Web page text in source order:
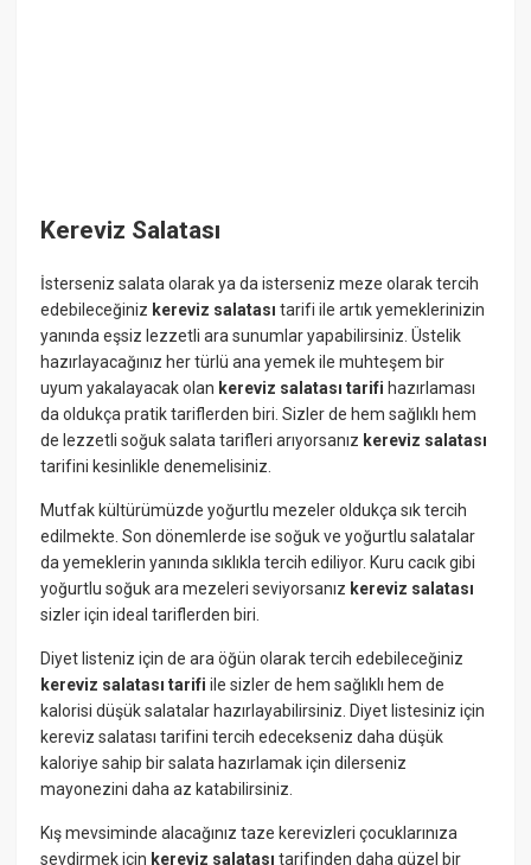
Kereviz Salatası
İsterseniz salata olarak ya da isterseniz meze olarak tercih
edebileceğiniz kereviz salatası tarifi ile artık yemeklerinizin
yanında eşsiz lezzetli ara sunumlar yapabilirsiniz. Üstelik
hazırlayacağınız her türlü ana yemek ile muhteşem bir
uyum yakalayacak olan kereviz salatası tarifi hazırlaması
da oldukça pratik tariflerden biri. Sizler de hem sağlıklı hem
de lezzetli soğuk salata tarifleri arıyorsanız kereviz salatası
tarifini kesinlikle denemelisiniz.
Mutfak kültürümüzde yoğurtlu mezeler oldukça sık tercih
edilmekte. Son dönemlerde ise soğuk ve yoğurtlu salatalar
da yemeklerin yanında sıklıkla tercih ediliyor. Kuru cacık gibi
yoğurtlu soğuk ara mezeleri seviyorsanız kereviz salatası
sizler için ideal tariflerden biri.
Diyet listeniz için de ara öğün olarak tercih edebileceğiniz
kereviz salatası tarifi ile sizler de hem sağlıklı hem de
kalorisi düşük salatalar hazırlayabilirsiniz. Diyet listesiniz için
kereviz salatası tarifini tercih edecekseniz daha düşük
kaloriye sahip bir salata hazırlamak için dilerseniz
mayonezini daha az katabilirsiniz.
Kış mevsiminde alacağınız taze kerevizleri çocuklarınıza
sevdirmek için kereviz salatası tarifinden daha güzel bir